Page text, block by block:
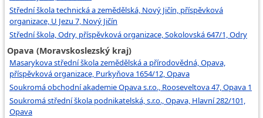
Střední škola technická a zemědělská, Nový Jičín, příspěvková
organizace, U Jezu 7, Nový Jičín
Střední škola, Odry, příspěvková organizace, Sokolovská 647/1, Odry
Opava (Moravskoslezský kraj)
Masarykova střední škola zemědělská a přírodovědná, Opava,
příspěvková organizace, Purkyňova 1654/12, Opava
Soukromá obchodní akademie Opava s.r.o., Rooseveltova 47, Opava 1
Soukromá střední škola podnikatelská, s.r.o., Opava, Hlavní 282/101,
Opava